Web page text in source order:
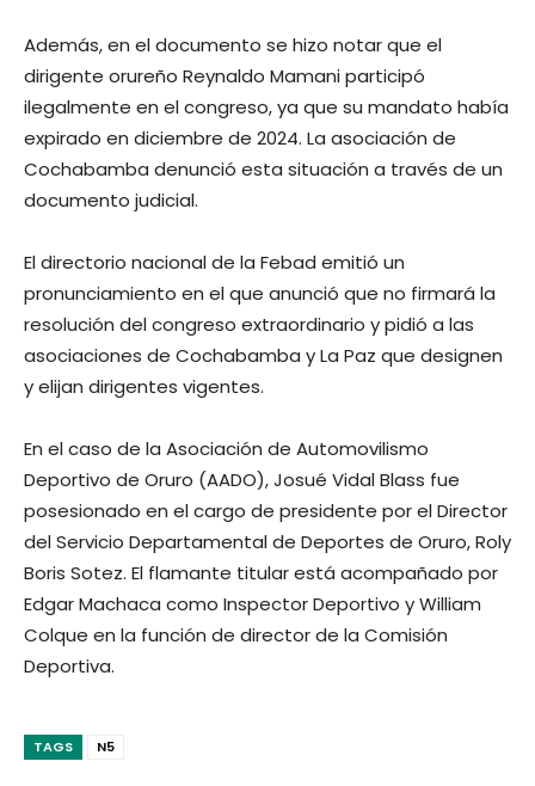
Además, en el documento se hizo notar que el
dirigente orureño Reynaldo Mamani participó
ilegalmente en el congreso, ya que su mandato había
expirado en diciembre de 2024. La asociación de
Cochabamba denunció esta situación a través de un
documento judicial.
El directorio nacional de la Febad emitió un
pronunciamiento en el que anunció que no firmará la
resolución del congreso extraordinario y pidió a las
asociaciones de Cochabamba y La Paz que designen
y elijan dirigentes vigentes.
En el caso de la Asociación de Automovilismo
Deportivo de Oruro (AADO), Josué Vidal Blass fue
posesionado en el cargo de presidente por el Director
del Servicio Departamental de Deportes de Oruro, Roly
Boris Sotez. El flamante titular está acompañado por
Edgar Machaca como Inspector Deportivo y William
Colque en la función de director de la Comisión
Deportiva.
TAGS N5